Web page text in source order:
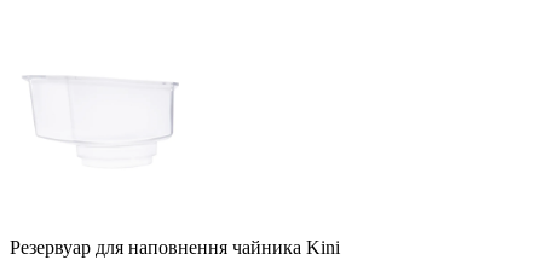
Резервуар для наповнення чайника Kini